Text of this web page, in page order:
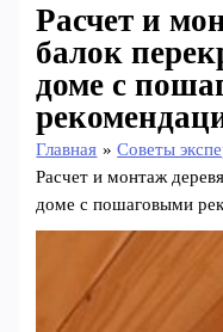
Расчет и
балок
доме с
Главная
Советы
Расчет и монтаж
доме с пошаговыми